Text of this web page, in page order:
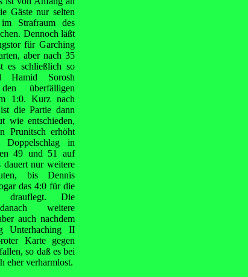
Gäste nur selten
Strafraum des
Dennoch läßt
für Garching
aber nach 35
es schließlich so
Hamid Sorosh
überfälligen
1:0. Kurz nach
die Partie dann
wie entschieden,
Prunitsch erhöht
Doppelschlag in
49 und 51 auf
dauert nur weitere
bis Dennis
das 4:0 für die
drauflegt. Die
weitere
auch nachdem
Unterhaching II
Karte gegen
so daß es bei
eher verharmlost.